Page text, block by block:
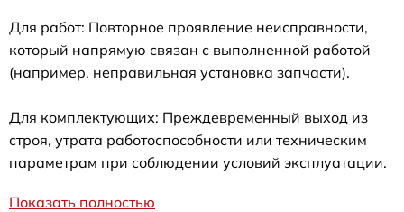
Для работ: Повторное проявление неисправности,
который напрямую связан с выполненной работой
(например, неправильная установка запчасти).
Для комплектующих: Преждевременный выход из
строя, утрата работоспособности или техническим
параметрам при соблюдении условий эксплуатации.
Показать полностью